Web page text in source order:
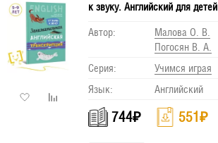
к звуку. Английский для детей
Автор:
Малова О. В.
Погосян В. А.
Серия:
Учимся играя
Язык:
Английский
744₽ 551₽